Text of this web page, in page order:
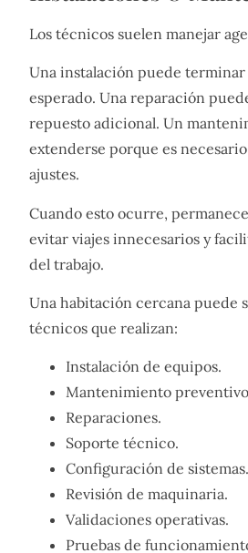
Los técnicos suelen manejar
Una instalación puede terminar
esperado. Una reparación
repuesto adicional. Un
extenderse porque es
ajustes.
Cuando esto ocurre,
evitar viajes innecesarios y
del trabajo.
Una habitación cercana puede
técnicos que realizan:
Instalación de equipos.
Mantenimiento
Reparaciones.
Soporte técnico.
Configuración de sistemas.
Revisión de maquinaria.
Validaciones operativas.
Pruebas de